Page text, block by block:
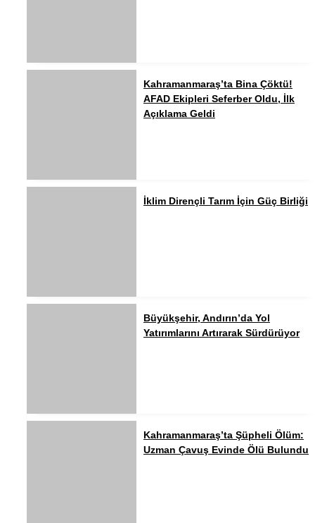
Kahramanmaraş’ta Bina Çöktü!
AFAD Ekipleri Seferber Oldu, İlk
Açıklama Geldi
İklim Dirençli Tarım İçin Güç Birliği
Büyükşehir, Andırın’da Yol
Yatırımlarını Artırarak Sürdürüyor
Kahramanmaraş’ta Şüpheli Ölüm:
Uzman Çavuş Evinde Ölü Bulundu